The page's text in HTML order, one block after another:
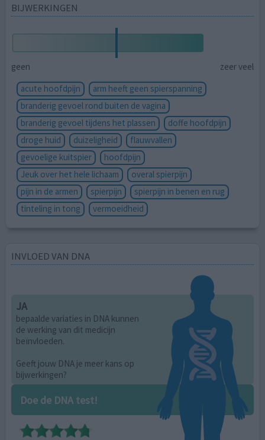
BIJWERKINGEN
geen
zeer veel
acute hoofdpijn
arm heeft geen spierspanning
branderig gevoel rond buiten de vagina
branderig gevoel tijdens het plassen
doffe hoofdpijn
droge huid
duizeligheid
flauwvallen
gevoelige kuitspier
hoofdpijn
Jeuk over het hele lichaam
overal spierpijn
pijn in de armen
spierpijn
spierpijn in benen en rug
tinteling in tong
vermoeidheid
INVLOED VAN DNA
JA
bepaalde variaties in DNA kunnen
de werking van dit medicijn
beïnvloeden.
Geeft jouw DNA je meer kans op
bijwerkingen?
Doe de DNA test!